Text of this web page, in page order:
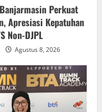
Perkuat
Apresiasi Kepatuhan
Non-DJPL
Agustus 8, 2026